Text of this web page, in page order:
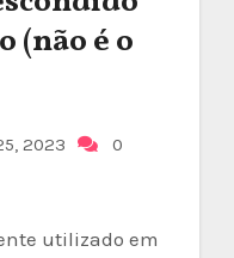
(não é o
2023
0